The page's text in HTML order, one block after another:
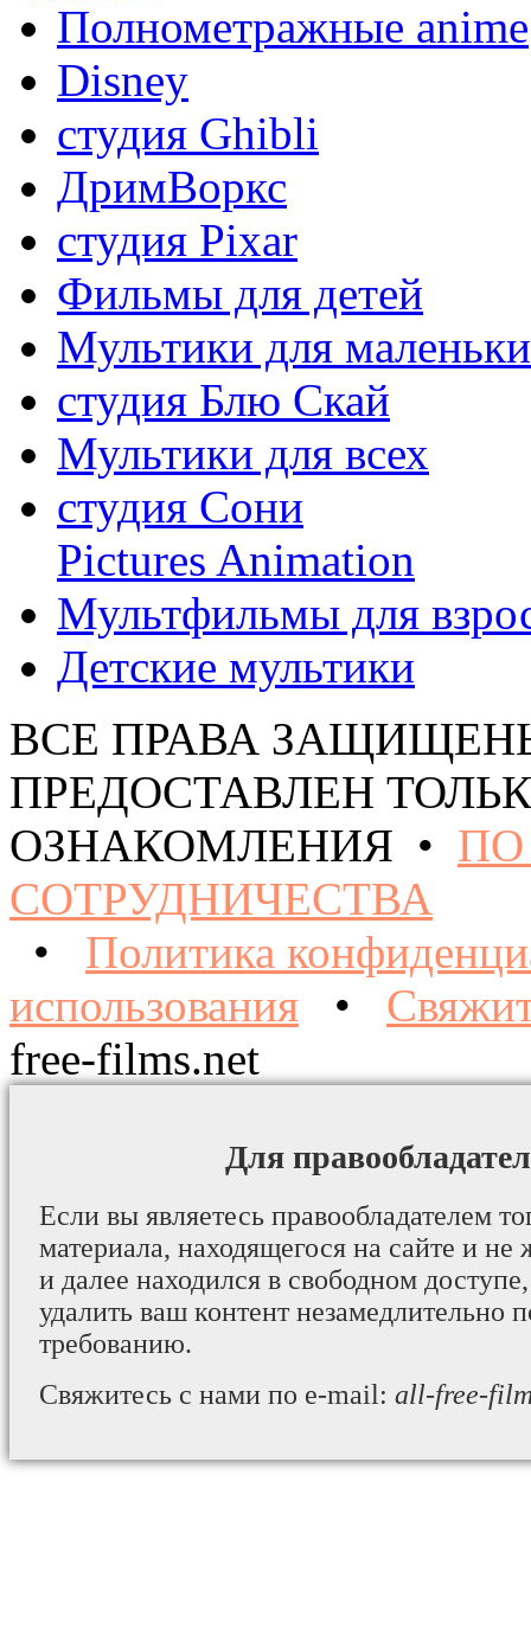
Полнометражные anime
Disney
студия Ghibli
ДримВоркс
студия Pixar
Фильмы для детей
Мультики для
студия Блю Скай
Мультики для всех
студия Сони
Pictures Animation
Мультфильмы для
Детские мультики
ВСЕ ПРАВА
ПРЕДОСТАВЛЕН
ОЗНАКОМЛЕНИЯ •
СОТРУДНИЧЕСТВА
• Политика
использования •
free-films.net
Для
Если вы являетесь правообладателем
материала, находящегося на сайте и не
и далее находился в свободном
удалить ваш контент незамедлительно
требованию.
Свяжитесь с нами по e-mail: all-free-